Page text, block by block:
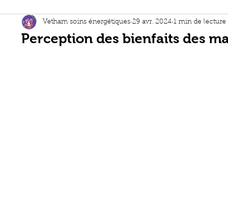
Les bienfaits des
Perception des bienfaits des
Vetham soins énergétiques 29 avr. 2024 1 min de lecture